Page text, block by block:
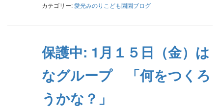
カテゴリー:愛光みのりこども園園ブログ
保護中: 1月１５日（金）は
なグループ 「何をつくろ
うかな？」